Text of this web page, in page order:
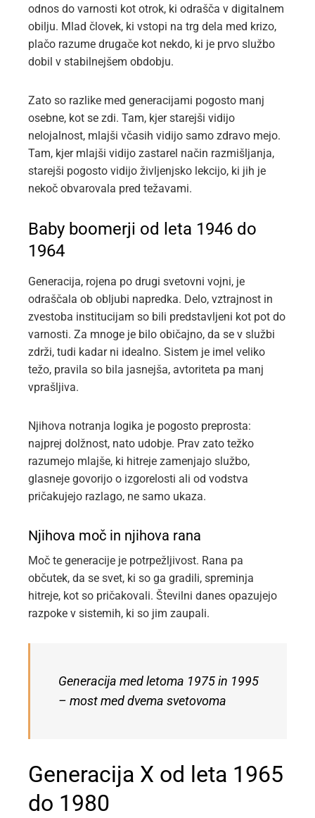
odnos do varnosti kot otrok, ki odrašča v digitalnem
obilju. Mlad človek, ki vstopi na trg dela med krizo,
plačo razume drugače kot nekdo, ki je prvo službo
dobil v stabilnejšem obdobju.
Zato so razlike med generacijami pogosto manj
osebne, kot se zdi. Tam, kjer starejši vidijo
nelojalnost, mlajši včasih vidijo samo zdravo mejo.
Tam, kjer mlajši vidijo zastarel način razmišljanja,
starejši pogosto vidijo življenjsko lekcijo, ki jih je
nekoč obvarovala pred težavami.
Baby boomerji od leta 1946 do
1964
Generacija, rojena po drugi svetovni vojni, je
odraščala ob obljubi napredka. Delo, vztrajnost in
zvestoba institucijam so bili predstavljeni kot pot do
varnosti. Za mnoge je bilo običajno, da se v službi
zdrži, tudi kadar ni idealno. Sistem je imel veliko
težo, pravila so bila jasnejša, avtoriteta pa manj
vprašljiva.
Njihova notranja logika je pogosto preprosta:
najprej dolžnost, nato udobje. Prav zato težko
razumejo mlajše, ki hitreje zamenjajo službo,
glasneje govorijo o izgorelosti ali od vodstva
pričakujejo razlago, ne samo ukaza.
Njihova moč in njihova rana
Moč te generacije je potrpežljivost. Rana pa
občutek, da se svet, ki so ga gradili, spreminja
hitreje, kot so pričakovali. Številni danes opazujejo
razpoke v sistemih, ki so jim zaupali.
Generacija med letoma 1975 in 1995
– most med dvema svetovoma
Generacija X od leta 1965
do 1980